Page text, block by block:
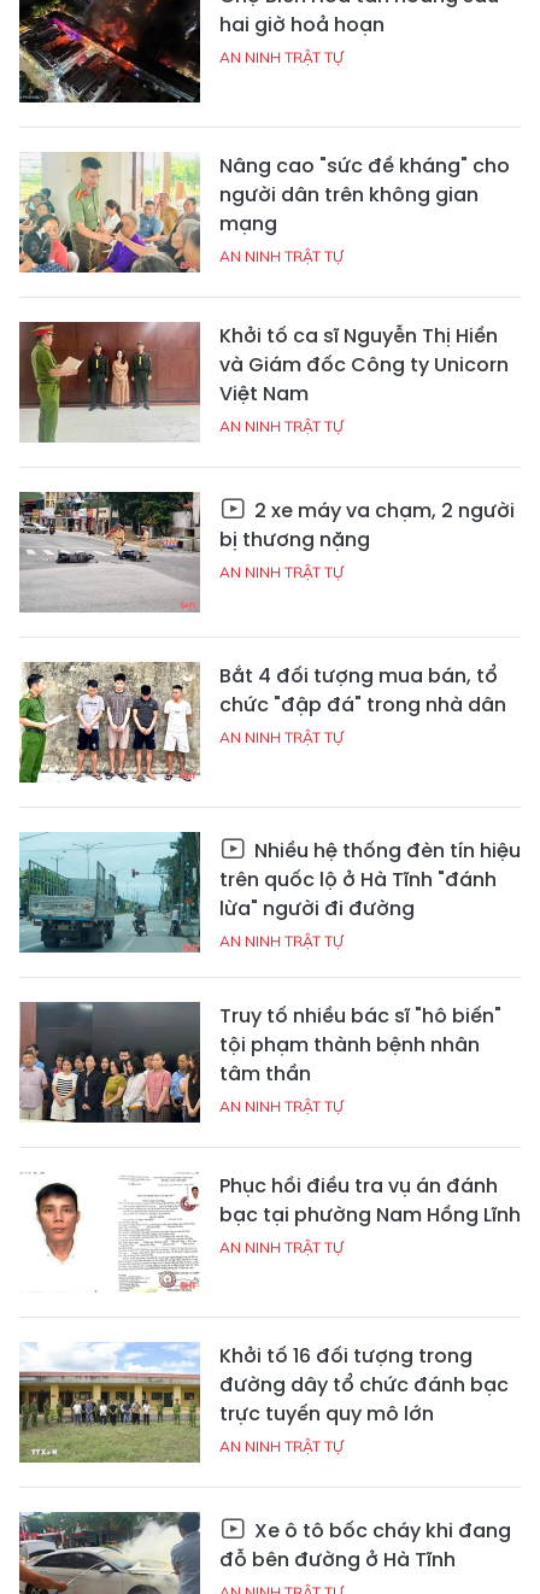
hai giờ hoả hoạn
AN NINH TRẬT TỰ
Nâng cao "sức đề kháng" cho
người dân trên không gian
mạng
AN NINH TRẬT TỰ
Khởi tố ca sĩ Nguyễn Thị Hiền
và Giám đốc Công ty Unicorn
Việt Nam
AN NINH TRẬT TỰ
2 xe máy va chạm, 2 người
bị thương nặng
AN NINH TRẬT TỰ
Bắt 4 đối tượng mua bán, tổ
chức "đập đá" trong nhà dân
AN NINH TRẬT TỰ
Nhiều hệ thống đèn tín hiệu
trên quốc lộ ở Hà Tĩnh "đánh
lừa" người đi đường
AN NINH TRẬT TỰ
Truy tố nhiều bác sĩ "hô biến"
tội phạm thành bệnh nhân
tâm thần
AN NINH TRẬT TỰ
Phục hồi điều tra vụ án đánh
bạc tại phường Nam Hồng Lĩnh
AN NINH TRẬT TỰ
Khởi tố 16 đối tượng trong
đường dây tổ chức đánh bạc
trực tuyến quy mô lớn
AN NINH TRẬT TỰ
Xe ô tô bốc cháy khi đang
đỗ bên đường ở Hà Tĩnh